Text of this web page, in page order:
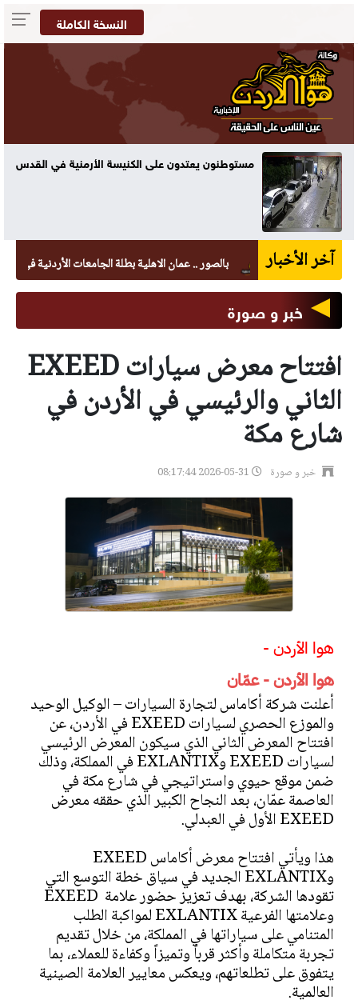
النسخة الكاملة
الباقورة تسجل أعلى درجة حرارة في المملكة بـ44.7
آخر الأخبار بالصور .. عمان الاهلية بطلة الجامعات الأردنية في الكراتيه
خبر و صورة
افتتاح معرض سيارات EXEED
الثاني والرئيسي في الأردن في
شارع مكة
خبر و صورة
هوا الأردن -
هوا الأردن - عمّان
أعلنت شركة أكاماس لتجارة السيارات – الوكيل الوحيد
والموزع الحصري لسيارات EXEED في الأردن، عن
افتتاح المعرض الثاني الذي سيكون المعرض الرئيسي
لسيارات EXEED وEXLANTIX في المملكة، وذلك
ضمن موقع حيوي واستراتيجي في شارع مكة في
العاصمة عمّان، بعد النجاح الكبير الذي حققه معرض
EXEED الأول في العبدلي.
هذا ويأتي افتتاح معرض أكاماس EXEED
وEXLANTIX الجديد في سياق خطة التوسع التي
تقودها الشركة، بهدف تعزيز حضور علامة EXEED
وعلامتها الفرعية EXLANTIX لمواكبة الطلب
المتنامي على سياراتها في المملكة، من خلال تقديم
تجربة متكاملة وأكثر قرباً وتميزاً وكفاءة للعملاء، بما
يتفوق على تطلعاتهم، ويعكس معايير العلامة الصينية
العالمية.